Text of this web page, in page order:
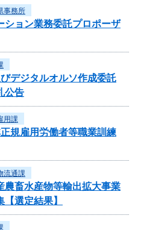
事務所
ション業務委託プロポーザ
デジタルオルソ作成委託
公告
用課
規雇用労働者等職業訓練
流通課
農畜水産物等輸出拡大事業
選定結果】